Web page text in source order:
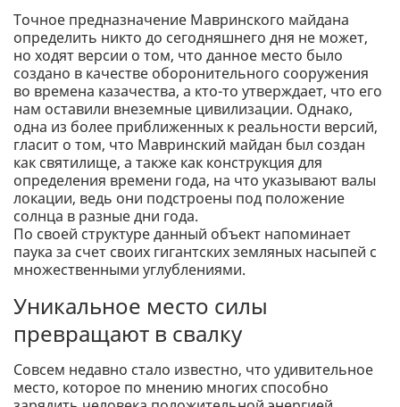
Точное предназначение Мавринского майдана
определить никто до сегодняшнего дня не может,
но ходят версии о том, что данное место было
создано в качестве оборонительного сооружения
во времена казачества, а кто-то утверждает, что его
нам оставили внеземные цивилизации. Однако,
одна из более приближенных к реальности версий,
гласит о том, что Мавринский майдан был создан
как святилище, а также как конструкция для
определения времени года, на что указывают валы
локации, ведь они подстроены под положение
солнца в разные дни года.
По своей структуре данный объект напоминает
паука за счет своих гигантских земляных насыпей с
множественными углублениями.
Уникальное место силы
превращают в свалку
Совсем недавно стало известно, что удивительное
место, которое по мнению многих способно